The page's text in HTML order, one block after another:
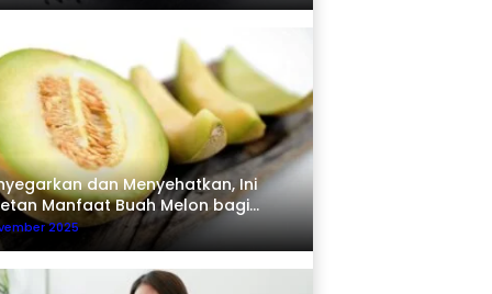
dan Menyehatkan, Ini
Manfaat Buah Melon bagi
2025